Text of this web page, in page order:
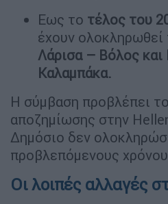
Εως το τέλος του
έχουν
Λάρισα – Βόλος
Καλαμπάκα.
Η σύμβαση προβλέπει
αποζημίωσης στην
Δημόσιο δεν
προβλεπόμενους
Οι λοιπές αλλαγές